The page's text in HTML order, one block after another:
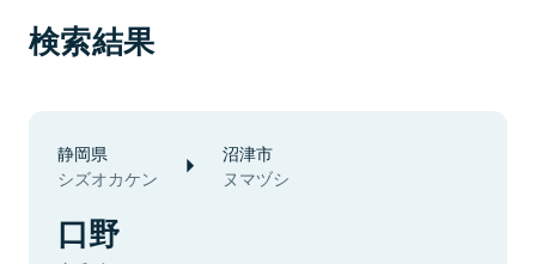
検索結果
静岡県
シズオカケン
沼津市
ヌマヅシ
口野